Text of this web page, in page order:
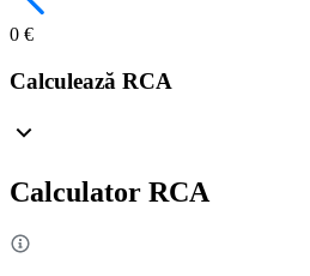
0 €
Calculează RCA
Calculator RCA